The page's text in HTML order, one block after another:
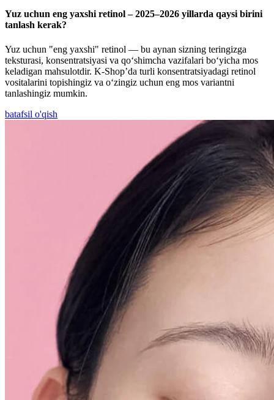
Yuz uchun eng yaxshi retinol – 2025–2026 yillarda qaysi birini
tanlash kerak?
Yuz uchun "eng yaxshi" retinol — bu aynan sizning teringizga
teksturasi, konsentratsiyasi va qo‘shimcha vazifalari bo‘yicha mos
keladigan mahsulotdir. K-Shop’da turli konsentratsiyadagi retinol
vositalarini topishingiz va o‘zingiz uchun eng mos variantni
tanlashingiz mumkin.
batafsil o'qish